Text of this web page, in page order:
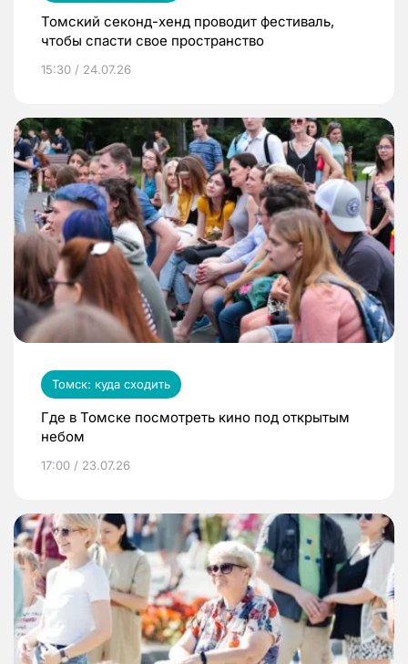
Томский секонд-хенд проводит фестиваль,
чтобы спасти свое пространство
15:30 / 24.07.26
Томск: куда сходить
Где в Томске посмотреть кино под открытым
небом
17:00 / 23.07.26